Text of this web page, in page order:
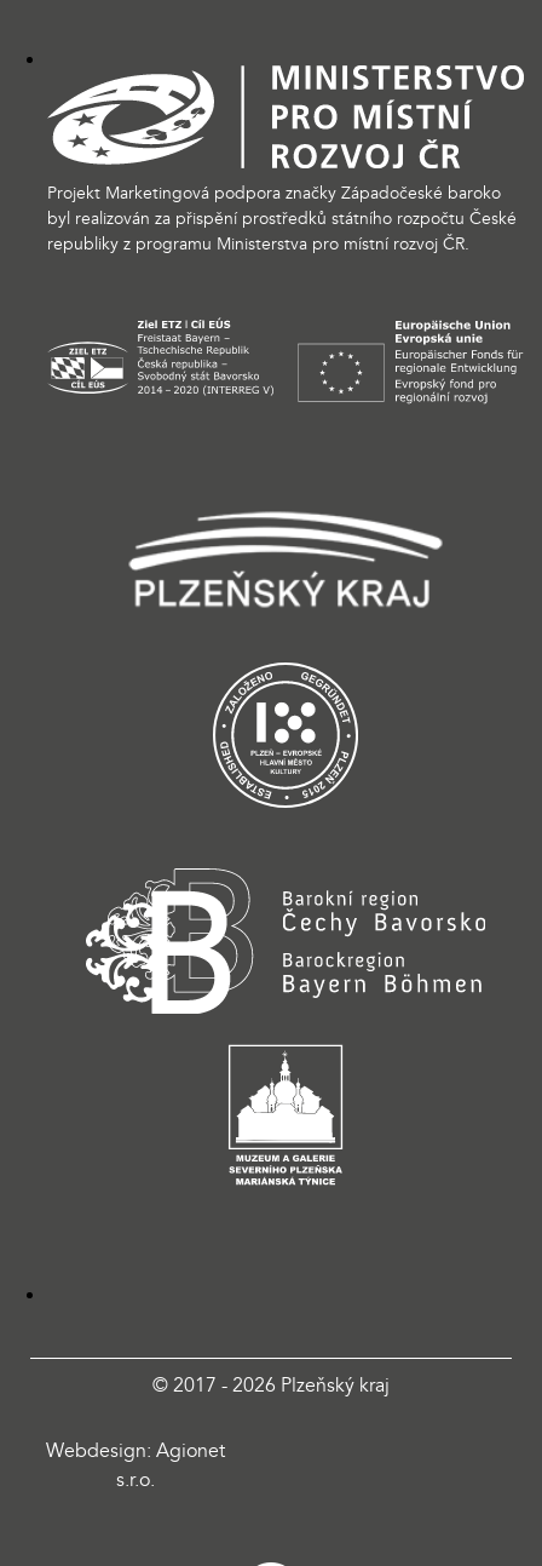
Projekt Marketingová podpora značky Západočeské baroko
byl realizován za přispění prostředků státního rozpočtu České
republiky z programu Ministerstva pro místní rozvoj ČR.
© 2017 - 2026 Plzeňský kraj
Webdesign: Agionet
s.r.o.